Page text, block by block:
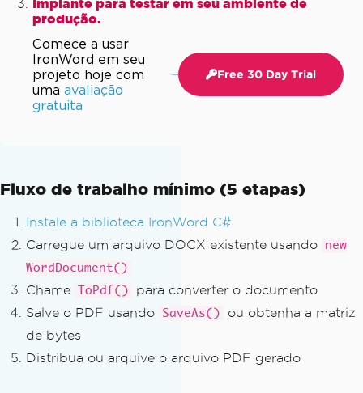
Implante para testar em seu ambiente de
produção.
Comece a usar
IronWord em seu
projeto hoje com
uma avaliação
gratuita
Free 30 Day Trial
Fluxo de trabalho mínimo (5 etapas)
Instale a biblioteca IronWord C#
Carregue um arquivo DOCX existente usando
new
WordDocument()
Chame ToPdf()
para converter o documento
Salve o PDF usando
SaveAs()
ou obtenha a matriz
de bytes
Distribua ou arquive o arquivo PDF gerado